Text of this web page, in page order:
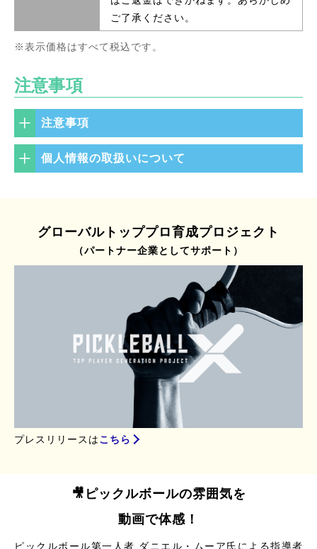
ご了承ください。
※表示価格はすべて税込です。
注意事項
注意事項
個人情報の取扱いについて
グローバルトッププロ育成プロジェクト
（パートナー企業としてサポート）
プレスリリースはこちら
🎥ピックルボールの雰囲気を
動画で体感！
ピックルボール第一人者 ダニエル・ムーア氏による指導者